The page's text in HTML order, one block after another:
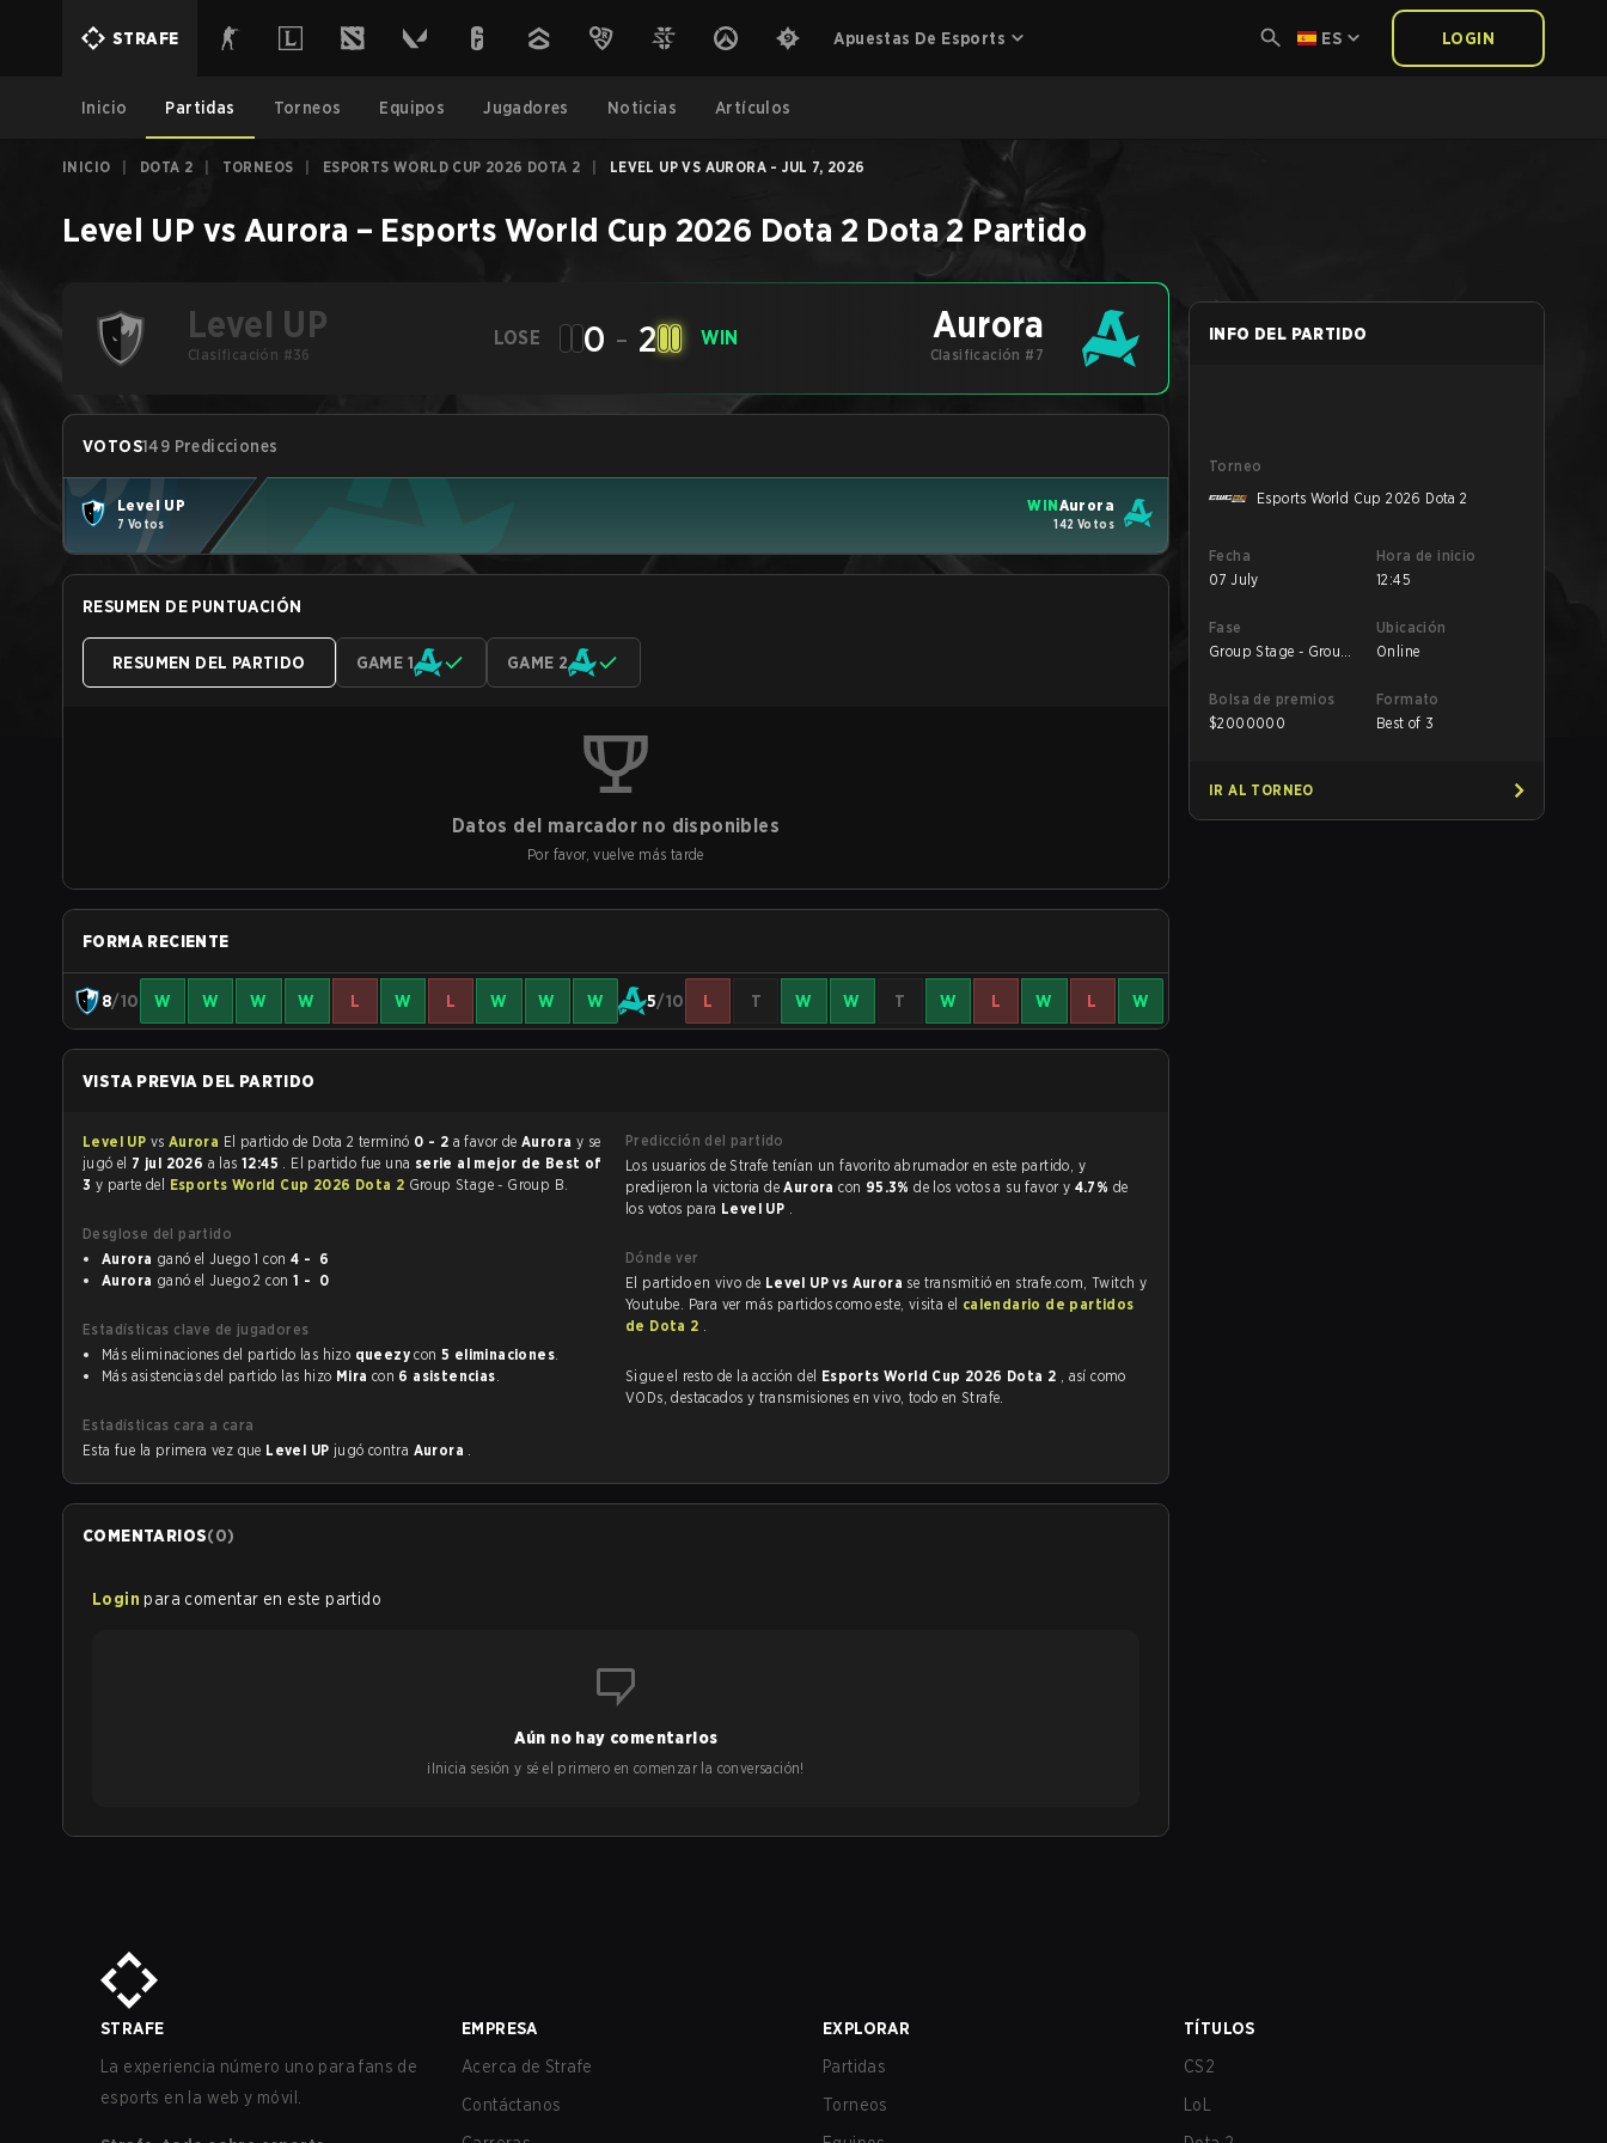
STRAFE Apuestas De Esports ES LOGIN
Inicio Partidas Torneos Equipos Jugadores Noticias Artículos
INICIO DOTA 2 TORNEOS ESPORTS WORLD CUP 2026 DOTA 2 LEVEL UP VS AURORA - JUL 7, 2026
Level UP vs Aurora – Esports World Cup 2026 Dota 2 Dota 2 Partido
Level UP
Clasificación #36
LOSE 0 - 2 WIN Aurora
Clasificación #7
VOTOS149 Predicciones
Level UP
7 Votos
WINAurora
142 Votos
RESUMEN DE PUNTUACIÓN
RESUMEN DEL PARTIDO GAME 1 GAME 2
Datos del marcador no disponibles
Por favor, vuelve más tarde
FORMA RECIENTE
8/10 W W W W L W L W W W 5/10 L T W W T W L W L W
VISTA PREVIA DEL PARTIDO
Level UP vs Aurora El partido de Dota 2 terminó 0 - 2 a favor de Aurora y se
jugó el 7 jul 2026 a las 12:45 . El partido fue una serie al mejor de Best of
3 y parte del Esports World Cup 2026 Dota 2 Group Stage - Group B.
Desglose del partido
Aurora
ganó el Juego 1 con
4 - 6
Aurora
ganó el Juego 2 con 1 - 0
Estadísticas clave de jugadores
Más eliminaciones del partido las hizo queezycon 5 eliminaciones.
Más asistencias del partido las hizo Mira con 6 asistencias.
Estadísticas cara a cara
Esta fue la primera vez que Level UP jugó contra Aurora .
Predicción del partido
Los usuarios de Strafe tenían un favorito abrumador en este partido, y
predijeron la victoria deAuroracon 95.3%de los votos a su favor y 4.7% de
los votos para Level UP .
Dónde ver
El partido en vivo de Level UP vs Aurora se transmitió en strafe.com, Twitch y
Youtube. Para ver más partidos como este, visita el calendario de partidos
de Dota 2 .
Sigue el resto de la acción del Esports World Cup 2026 Dota 2 , así como
VODs, destacados y transmisiones en vivo, todo en Strafe.
COMENTARIOS(0)
Login para comentar en este partido
Aún no hay comentarios
¡Inicia sesión y sé el primero en comenzar la conversación!
INFO DEL PARTIDO
Torneo
Esports World Cup 2026 Dota 2
Fecha
07 July
Hora de inicio
12:45
Fase
Group Stage - Group
Ubicación
Online
Bolsa de premios
$2000000
Formato
Best of 3
IR AL TORNEO
STRAFE
La experiencia número uno para fans de
esports en la web y móvil.
EMPRESA
Acerca de Strafe
Contáctanos
EXPLORAR
Partidas
Torneos
TÍTULOS
CS2
LoL